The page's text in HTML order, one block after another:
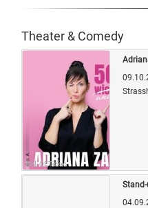
Theater & Comedy
Bild: OETicket